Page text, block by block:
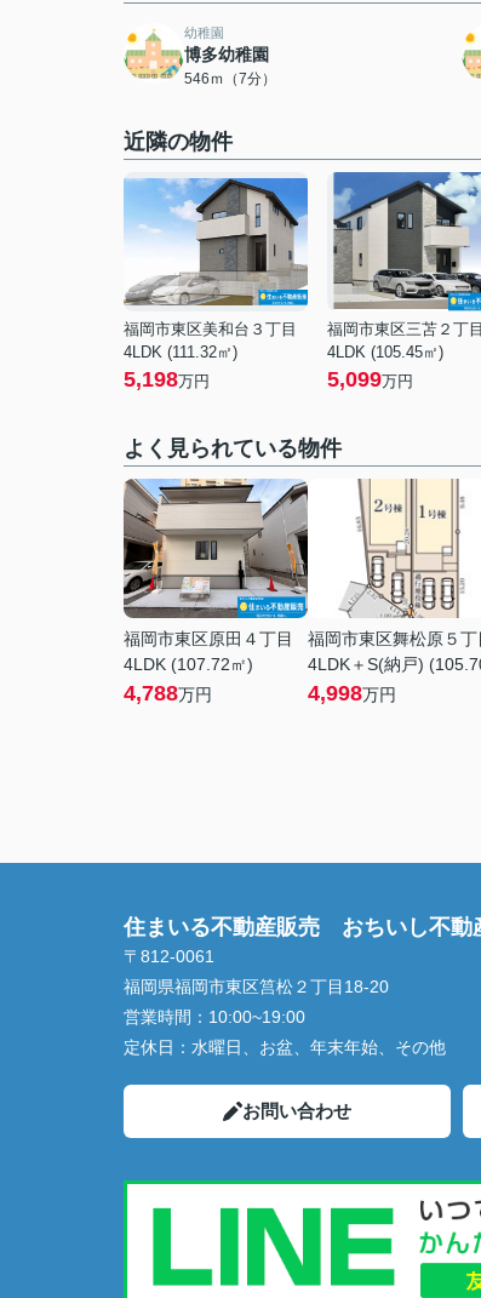
幼稚園
博多幼稚園
546ｍ（7分）
近隣の物件
福岡市東区美和台３丁目
4LDK (111.32㎡)
5,198万円
福岡市東区三苫２丁目
4LDK (105.45㎡)
5,099万円
よく見られている物件
福岡市東区原田４丁目
4LDK (107.72㎡)
4,788万円
福岡市東区舞松原５丁
4LDK＋S(納戸)
4,998万円
住まいる不動産販売 おちいし不動
〒812-0061
福岡県福岡市東区筥松２丁目18-20
営業時間： 10:00~19:00
定休日： 水曜日、お盆、年末年始、その他
お問い合わせ